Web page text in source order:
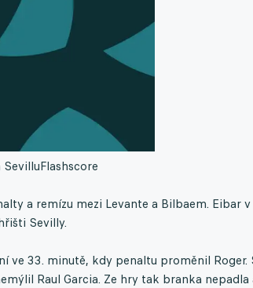
SevilluFlashscore
a remízu mezi Levante a Bilbaem. Eibar v
Sevilly.
ve 33. minutě, kdy penaltu proměnil Roger.
Raul Garcia. Ze hry tak branka nepadla